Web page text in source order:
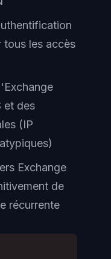
tous les accès
et des
(IP
Exchange
de
récurrente